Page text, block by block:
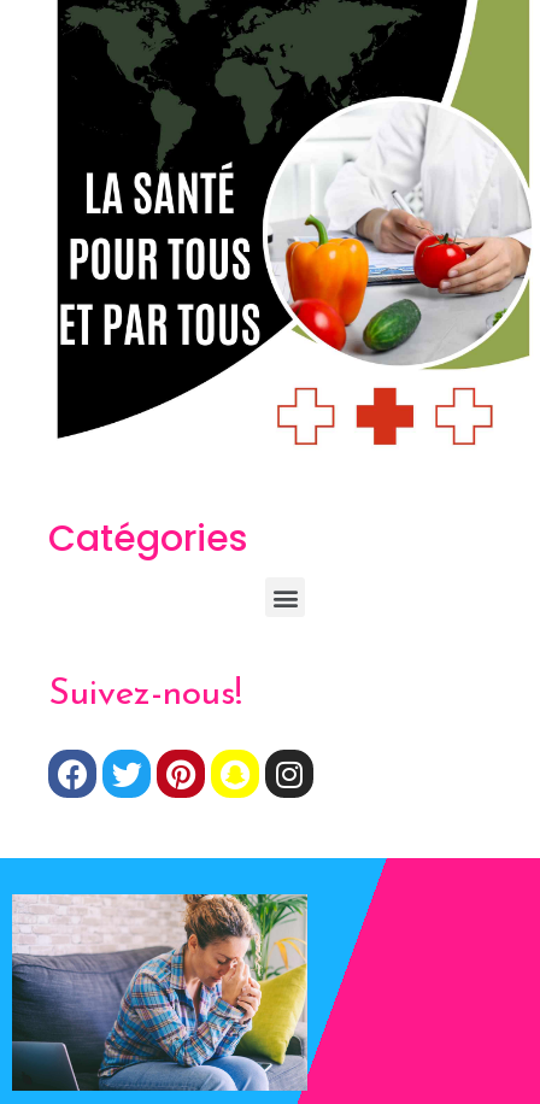
Catégories
Suivez-nous!